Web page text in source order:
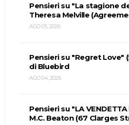
Pensieri su "La stagione
Theresa Melville
AGO 05, 2026
Pensieri su "Regret Love"
di Bluebird
AGO 04, 2026
Pensieri su "LA
M.C. Beaton (67 Clarges